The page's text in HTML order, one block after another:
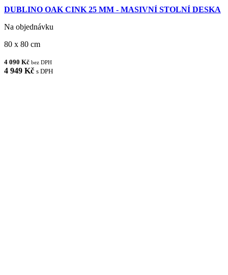
DUBLINO OAK CINK 25 MM - MASIVNÍ STOLNÍ DESKA
Na objednávku
80 x 80 cm
4 090 Kč bez DPH
4 949 Kč s DPH